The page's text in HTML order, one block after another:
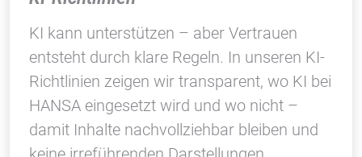
KI kann unterstützen – aber Vertrauen
entsteht durch klare Regeln. In unseren KI-
Richtlinien zeigen wir transparent, wo KI bei
HANSA eingesetzt wird und wo nicht –
damit Inhalte nachvollziehbar bleiben und